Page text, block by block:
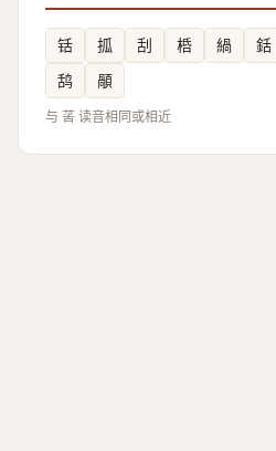
铦 㧓 刮 桰 緺 銛
鸹
䫚
与 䒷 读音相同或相近